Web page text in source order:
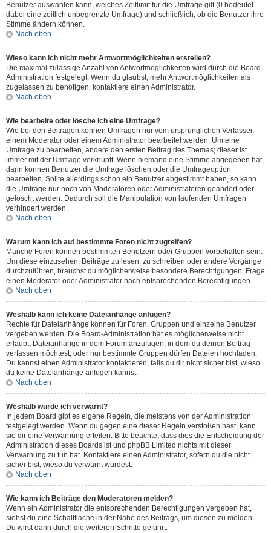
Benutzer auswählen kann, welches Zeitlimit für die Umfrage gilt (0 bedeutet
dabei eine zeitlich unbegrenzte Umfrage) und schließlich, ob die Benutzer ihre
Stimme ändern können.
Nach oben
Wieso kann ich nicht mehr Antwortmöglichkeiten erstellen?
Die maximal zulässige Anzahl von Antwortmöglichkeiten wird durch die Board-
Administration festgelegt. Wenn du glaubst, mehr Antwortmöglichkeiten als
zugelassen zu benötigen, kontaktiere einen Administrator.
Nach oben
Wie bearbeite oder lösche ich eine Umfrage?
Wie bei den Beiträgen können Umfragen nur vom ursprünglichen Verfasser,
einem Moderator oder einem Administrator bearbeitet werden. Um eine
Umfrage zu bearbeiten, ändere den ersten Beitrag des Themas; dieser ist
immer mit der Umfrage verknüpft. Wenn niemand eine Stimme abgegeben hat,
dann können Benutzer die Umfrage löschen oder die Umfrageoption
bearbeiten. Sollte allerdings schon ein Benutzer abgestimmt haben, so kann
die Umfrage nur noch von Moderatoren oder Administratoren geändert oder
gelöscht werden. Dadurch soll die Manipulation von laufenden Umfragen
verhindert werden.
Nach oben
Warum kann ich auf bestimmte Foren nicht zugreifen?
Manche Foren können bestimmten Benutzern oder Gruppen vorbehalten sein.
Um diese einzusehen, Beiträge zu lesen, zu schreiben oder andere Vorgänge
durchzuführen, brauchst du möglicherweise besondere Berechtigungen. Frage
einen Moderator oder Administrator nach entsprechenden Berechtigungen.
Nach oben
Weshalb kann ich keine Dateianhänge anfügen?
Rechte für Dateianhänge können für Foren, Gruppen und einzelne Benutzer
vergeben werden. Die Board-Administration hat es möglicherweise nicht
erlaubt, Dateianhänge in dem Forum anzufügen, in dem du deinen Beitrag
verfassen möchtest, oder nur bestimmte Gruppen dürfen Dateien hochladen.
Du kannst einen Administrator kontaktieren, falls du dir nicht sicher bist, wieso
du keine Dateianhänge anfügen kannst.
Nach oben
Weshalb wurde ich verwarnt?
In jedem Board gibt es eigene Regeln, die meistens von der Administration
festgelegt werden. Wenn du gegen eine dieser Regeln verstoßen hast, kann
sie dir eine Verwarnung erteilen. Bitte beachte, dass dies die Entscheidung der
Administration dieses Boards ist und phpBB Limited nichts mit dieser
Verwarnung zu tun hat. Kontaktiere einen Administrator, sofern du die nicht
sicher bist, wieso du verwarnt wurdest.
Nach oben
Wie kann ich Beiträge den Moderatoren melden?
Wenn ein Administrator die entsprechenden Berechtigungen vergeben hat,
siehst du eine Schaltfläche in der Nähe des Beitrags, um diesen zu melden.
Du wirst dann durch die weiteren Schritte geführt.